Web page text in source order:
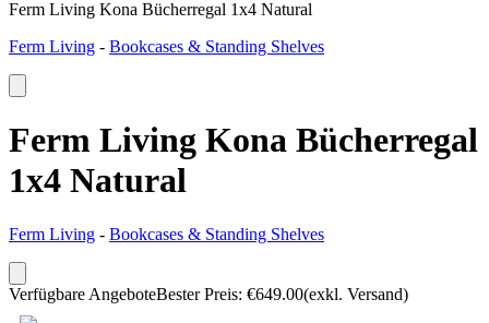
Ferm Living Kona Bücherregal 1x4 Natural
Ferm Living - Bookcases & Standing Shelves
Ferm Living Kona Bücherregal
1x4 Natural
Ferm Living - Bookcases & Standing Shelves
Verfügbare AngeboteBester Preis: €649.00(exkl. Versand)